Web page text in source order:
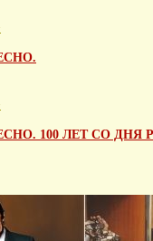
100 ЛЕТ СО